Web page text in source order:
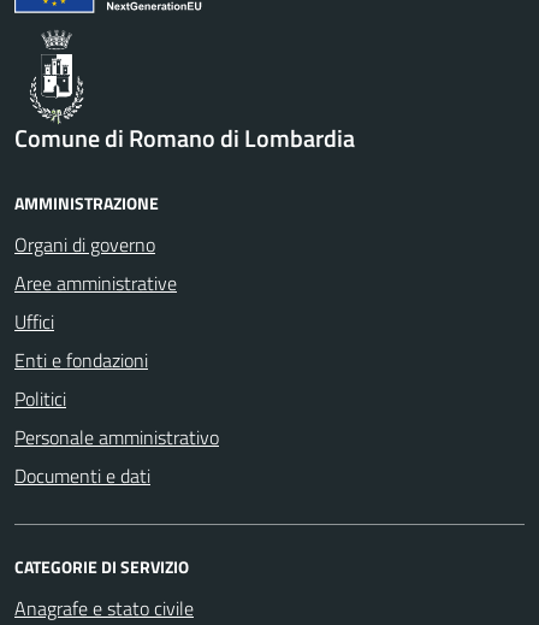
Comune di Romano di Lombardia
AMMINISTRAZIONE
Organi di governo
Aree amministrative
Uffici
Enti e fondazioni
Politici
Personale amministrativo
Documenti e dati
CATEGORIE DI SERVIZIO
Anagrafe e stato civile